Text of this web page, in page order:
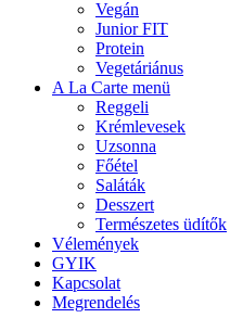
Vegán
Junior FIT
Protein
Vegetáriánus
A La Carte menü
Reggeli
Krémlevesek
Uzsonna
Főétel
Saláták
Desszert
Természetes üdítők
Vélemények
GYIK
Kapcsolat
Megrendelés